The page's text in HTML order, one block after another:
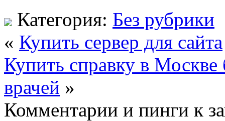
Категория: Без рубрики
« Купить сервер для сайта
Купить справку в Москве
врачей »
Комментарии и пинги к